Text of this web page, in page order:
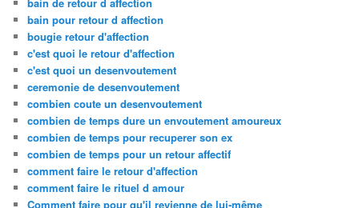
bain de retour d affection
bain pour retour d affection
bougie retour d'affection
c'est quoi le retour d'affection
c'est quoi un desenvoutement
ceremonie de desenvoutement
combien coute un desenvoutement
combien de temps dure un envoutement amoureux
combien de temps pour recuperer son ex
combien de temps pour un retour affectif
comment faire le retour d'affection
comment faire le rituel d amour
Comment faire pour qu'il revienne de lui-même